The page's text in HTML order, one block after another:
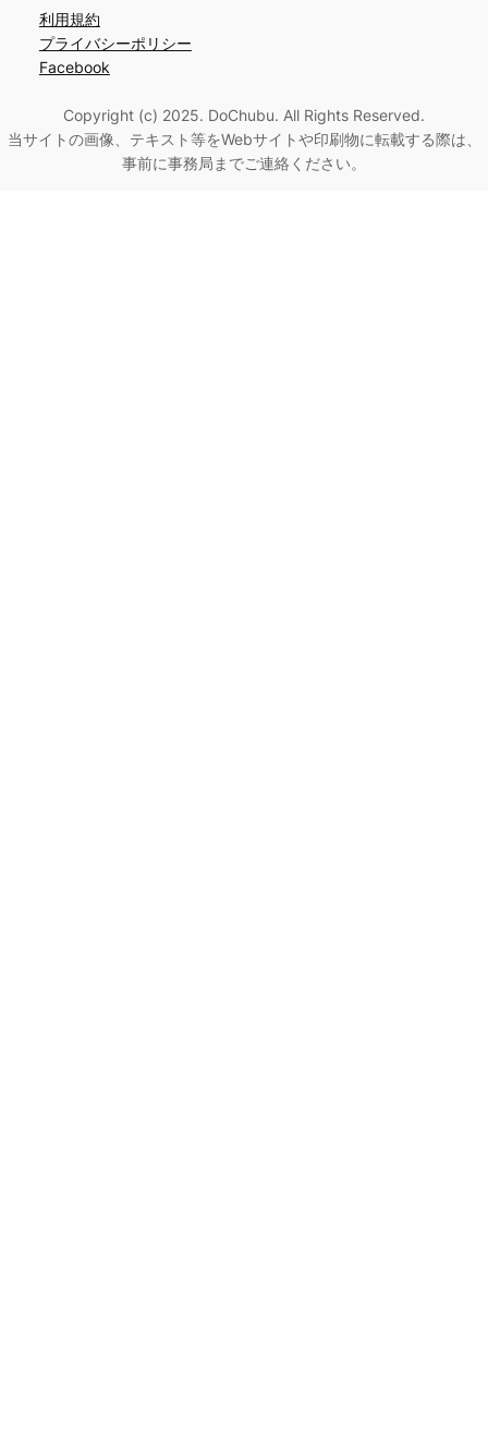
利用規約
プライバシーポリシー
Facebook
Copyright (c) 2025. DoChubu. All Rights Reserved.
当サイトの画像、テキスト等をWebサイトや印刷物に転載する際は、
事前に事務局までご連絡ください。